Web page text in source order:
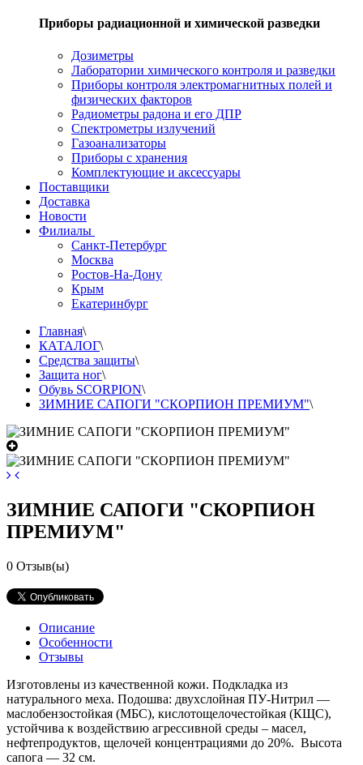
Приборы радиационной и химической разведки
Дозиметры
Лаборатории химического контроля и разведки
Приборы контроля электромагнитных полей и
физических факторов
Радиометры радона и его ДПР
Спектрометры излучений
Газоанализаторы
Приборы с хранения
Комплектующие и аксессуары
Поставщики
Доставка
Новости
Филиалы
Санкт-Петербург
Москва
Ростов-На-Дону
Крым
Екатеринбург
Главная\
КАТАЛОГ\
Средства защиты\
Защита ног\
Обувь SCORPION\
ЗИМНИЕ САПОГИ "СКОРПИОН ПРЕМИУМ"\
ЗИМНИЕ САПОГИ "СКОРПИОН
ПРЕМИУМ"
0 Отзыв(ы)
Описание
Особенности
Отзывы
Изготовлены из качественной кожи. Подкладка из
натурального меха. Подошва: двухслойная ПУ-Нитрил —
маслобензостойкая (МБС), кислотощелочестойкая (КЩС),
устойчива к воздействию агрессивной среды – масел,
нефтепродуктов, щелочей концентрациями до 20%. Высота
сапога — 32 см.